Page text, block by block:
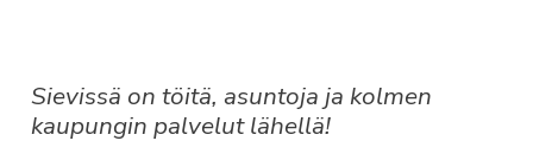
Sievissä on töitä, asuntoja ja kolmen
kaupungin palvelut lähellä!